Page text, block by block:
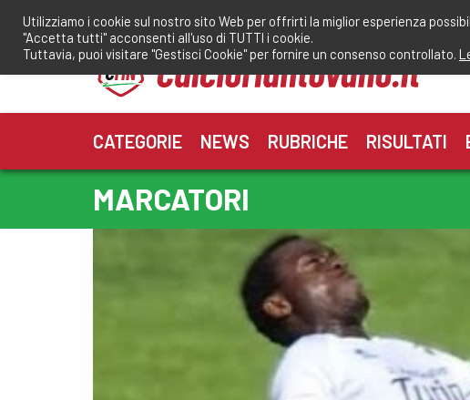
contenuto
CATEGORIE NEWS RUBRICHE RISULTATI
MARCATORI
Utilizziamo i cookie sul nostro sito Web per offrirti la miglior esperienza
"Accetta tutti" acconsenti all'uso di TUTTI i cookie.
Tuttavia, puoi visitare "Gestisci Cookie" per fornire un consenso controllato.